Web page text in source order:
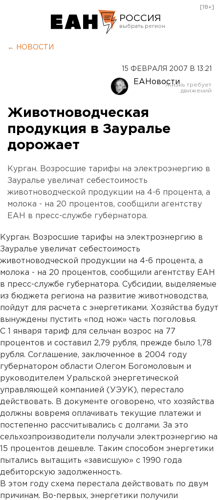
РОССИЯ
Оренбург
[18+]
← НОВОСТИ
15 ФЕВРАЛЯ 2007 В 13:21
ЕАНовости
Животноводческая
продукция в Зауралье
дорожает
Курган. Возросшие тарифы на электроэнергию в
Зауралье увеличат себестоимость
животноводческой продукции на 4-6 процента, а
молока - на 20 процентов, сообщили агентству
ЕАН в пресс-службе губернатора.
Курган. Возросшие тарифы на электроэнергию в
Зауралье увеличат себестоимость
животноводческой продукции на 4-6 процента, а
молока - на 20 процентов, сообщили агентству ЕАН
в пресс-службе губернатора. Субсидии, выделяемые
из бюджета региона на развитие животноводства,
пойдут для расчета с энергетиками. Хозяйства будут
вынуждены пустить «под нож» часть поголовья.
С 1 января тариф для сельчан возрос на 77
процентов и составил 2,79 рубля, прежде было 1,78
рубля. Соглашение, заключенное в 2004 году
губернатором области Олегом Богомоловым и
руководителем Уральской энергетической
управляющей компанией (УЭУК), перестало
действовать. В документе оговорено, что хозяйства
должны вовремя оплачивать текущие платежи и
постепенно рассчитывались с долгами. За это
сельхозпроизводители получали электроэнергию на
15 процентов дешевле. Таким способом энергетики
пытались вытащить «зависшую» с 1990 года
дебиторскую задолженность.
В этом году схема перестала действовать по двум
причинам. Во-первых, энергетики получили